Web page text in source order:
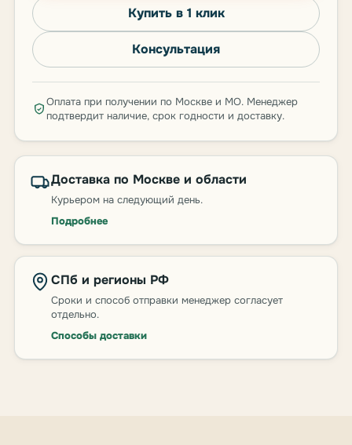
Купить в 1 клик
Консультация
Оплата при получении по Москве и МО. Менеджер
подтвердит наличие, срок годности и доставку.
Доставка по Москве и области
Курьером на следующий день.
Подробнее
СПб и регионы РФ
Сроки и способ отправки менеджер согласует
отдельно.
Способы доставки